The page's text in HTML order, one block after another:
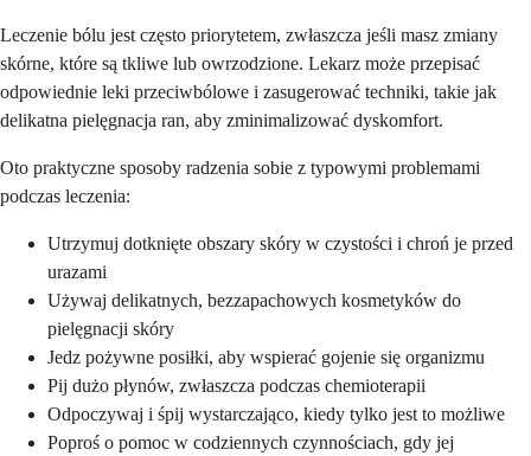
Leczenie bólu jest często priorytetem, zwłaszcza jeśli masz zmiany
skórne, które są tkliwe lub owrzodzione. Lekarz może przepisać
odpowiednie leki przeciwbólowe i zasugerować techniki, takie jak
delikatna pielęgnacja ran, aby zminimalizować dyskomfort.
Oto praktyczne sposoby radzenia sobie z typowymi problemami
podczas leczenia:
Utrzymuj dotknięte obszary skóry w czystości i chroń je przed
urazami
Używaj delikatnych, bezzapachowych kosmetyków do
pielęgnacji skóry
Jedz pożywne posiłki, aby wspierać gojenie się organizmu
Pij dużo płynów, zwłaszcza podczas chemioterapii
Odpoczywaj i śpij wystarczająco, kiedy tylko jest to możliwe
Poproś o pomoc w codziennych czynnościach, gdy jej